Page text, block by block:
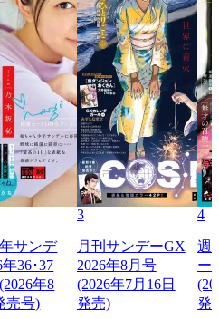
サンデ
36･37
年8
売号)
3
月刊サンデーGX
2026年8月号
(2026年7月16日
発売)
4
週
ー
発